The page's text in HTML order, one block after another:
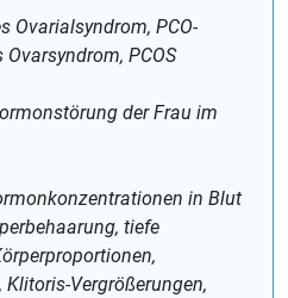
Ovarialsyndrom, PCO-
PCOS
der Frau im
in Blut
tiefe
Vergrößerungen,